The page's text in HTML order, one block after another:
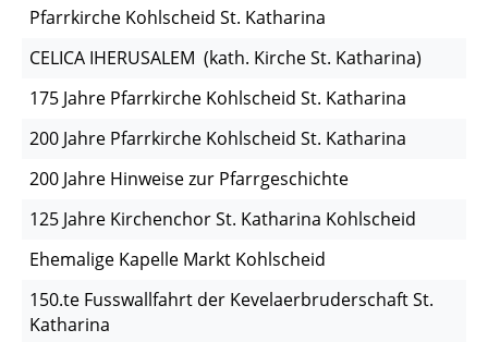
Pfarrkirche Kohlscheid St. Katharina
CELICA IHERUSALEM (kath. Kirche St. Katharina)
175 Jahre Pfarrkirche Kohlscheid St. Katharina
200 Jahre Pfarrkirche Kohlscheid St. Katharina
200 Jahre Hinweise zur Pfarrgeschichte
125 Jahre Kirchenchor St. Katharina Kohlscheid
Ehemalige Kapelle Markt Kohlscheid
150.te Fusswallfahrt der Kevelaerbruderschaft St.
Katharina